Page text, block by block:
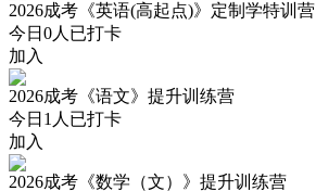
2026成考《英语(高起点)》定制学特训营
今日 0人已打卡
加入
2026成考《语文》提升训练营
今日 1 人已打卡
加入
2026成考《数学（文）》提升训练营